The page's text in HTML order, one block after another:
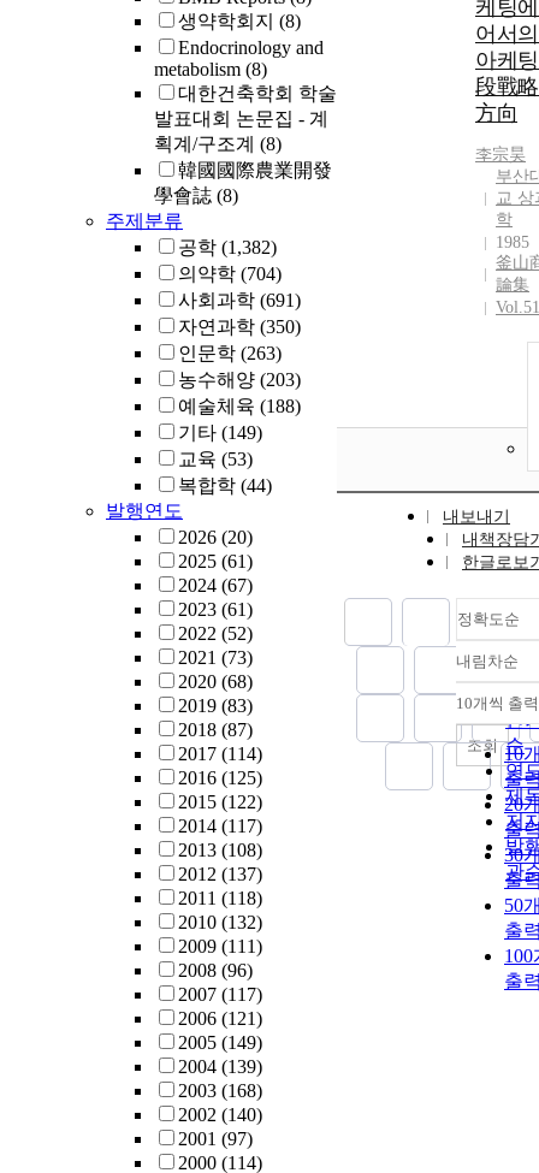
생약학회지 (8)
Endocrinology and
metabolism (8)
대한건축학회 학술
발표대회 논문집 - 계
획계/구조계 (8)
韓國國際農業開發
學會誌 (8)
주제분류
공학 (1,382)
의약학 (704)
사회과학 (691)
자연과학 (350)
인문학 (263)
농수해양 (203)
예술체육 (188)
기타 (149)
교육 (53)
복합학 (44)
발행연도
2026 (20)
2025 (61)
2024 (67)
2023 (61)
2022 (52)
2021 (73)
2020 (68)
2019 (83)
2018 (87)
2017 (114)
2016 (125)
2015 (122)
2014 (117)
2013 (108)
2012 (137)
2011 (118)
2010 (132)
2009 (111)
2008 (96)
2007 (117)
2006 (121)
2005 (149)
2004 (139)
2003 (168)
2002 (140)
2001 (97)
2000 (114)
케팅
어서
아케
段戰
方向
李宗昊
부산
교 상
학
1985
釜山
論集
내보내기
내책장담
한글로보
정확도순
정
순
인
순
연
제
저
발
관
내림차순
내
10개씩 출력
10
출
20
출
30
출
50
출
출
조회